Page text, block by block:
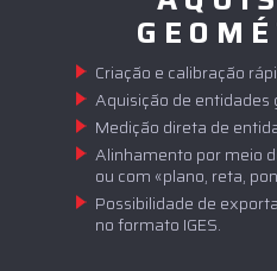
Criação e calibração
Aquisição de entidades
Medição direta de
Alinhamento por meio
ou com «plano, reta,
Possibilidade de
no formato IGES.